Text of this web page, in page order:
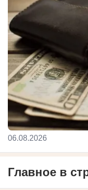
06.08.2026
Главное в